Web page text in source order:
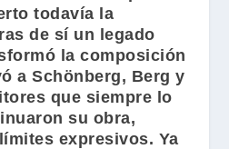
todavía la
de sí un legado
la composición
aSchönberg, Berg y
que siempre lo
su obra,
expresivos. Ya